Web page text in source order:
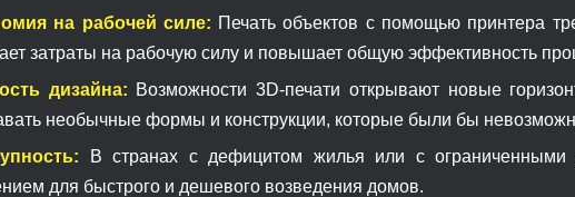
на рабочей силе: Печать объектов с помощью принтера
затраты на рабочую силу и повышает общую эффективность
дизайна: Возможности 3D-печати открывают новые
необычные формы и конструкции, которые были бы
В странах с дефицитом жилья или с ограниченными
для быстрого и дешевого возведения домов.